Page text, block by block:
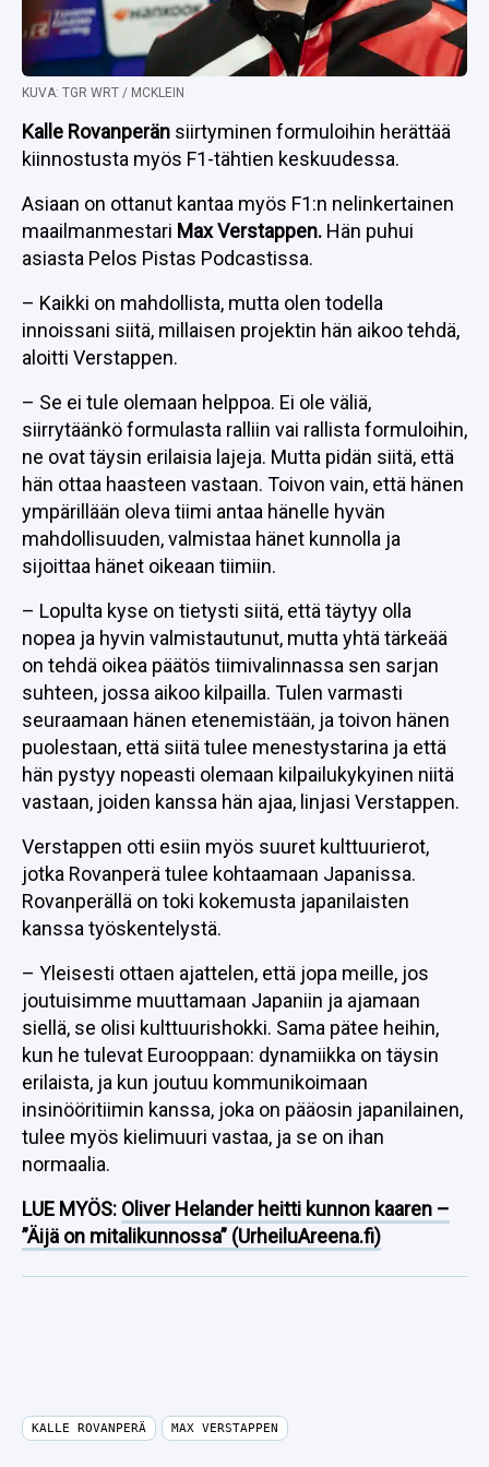
KUVA: TGR WRT / MCKLEIN
Kalle Rovanperän siirtyminen formuloihin herättää
kiinnostusta myös F1-tähtien keskuudessa.
Asiaan on ottanut kantaa myös F1:n nelinkertainen
maailmanmestari Max Verstappen. Hän puhui
asiasta Pelos Pistas Podcastissa.
– Kaikki on mahdollista, mutta olen todella
innoissani siitä, millaisen projektin hän aikoo tehdä,
aloitti Verstappen.
– Se ei tule olemaan helppoa. Ei ole väliä,
siirrytäänkö formulasta ralliin vai rallista formuloihin,
ne ovat täysin erilaisia lajeja. Mutta pidän siitä, että
hän ottaa haasteen vastaan. Toivon vain, että hänen
ympärillään oleva tiimi antaa hänelle hyvän
mahdollisuuden, valmistaa hänet kunnolla ja
sijoittaa hänet oikeaan tiimiin.
– Lopulta kyse on tietysti siitä, että täytyy olla
nopea ja hyvin valmistautunut, mutta yhtä tärkeää
on tehdä oikea päätös tiimivalinnassa sen sarjan
suhteen, jossa aikoo kilpailla. Tulen varmasti
seuraamaan hänen etenemistään, ja toivon hänen
puolestaan, että siitä tulee menestystarina ja että
hän pystyy nopeasti olemaan kilpailukykyinen niitä
vastaan, joiden kanssa hän ajaa, linjasi Verstappen.
Verstappen otti esiin myös suuret kulttuurierot,
jotka Rovanperä tulee kohtaamaan Japanissa.
Rovanperällä on toki kokemusta japanilaisten
kanssa työskentelystä.
– Yleisesti ottaen ajattelen, että jopa meille, jos
joutuisimme muuttamaan Japaniin ja ajamaan
siellä, se olisi kulttuurishokki. Sama pätee heihin,
kun he tulevat Eurooppaan: dynamiikka on täysin
erilaista, ja kun joutuu kommunikoimaan
insinööritiimin kanssa, joka on pääosin japanilainen,
tulee myös kielimuuri vastaa, ja se on ihan
normaalia.
LUE MYÖS: Oliver Helander heitti kunnon kaaren –
”Äijä on mitalikunnossa” (UrheiluAreena.fi)
KALLE ROVANPERÄ MAX VERSTAPPEN